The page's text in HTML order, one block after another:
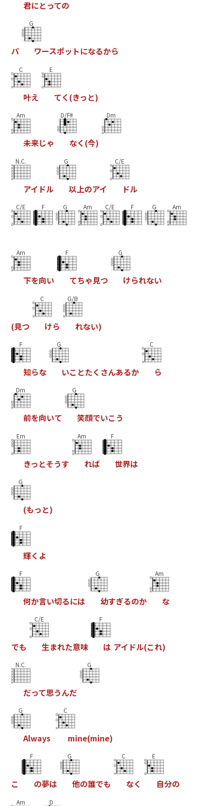
君にとっての
パ
G
ワースポッ トになるから
C
叶え
E
てく (きっ と)
Am
未来じゃ
D/F#
なく (今)
Dm
N.C.
アイ ドル
G
以 上のアイ
C/E
ドル
C/E F G Am C/E F G Am
Am
下を向い
F
てちゃ見つ
G
けられない
(見つ
C
けら
G/B
れない)
F
知らな
G
いこ とたく さんあるか
C
ら
Dm
前を向いて
G
笑顔でいこ う
Em
きっ とそうす
Am
れば
F
世界は
G
(もっ と)
F
輝く よ
F
何か言い切るには
G
幼すぎるのか
Am
な
でも
C/E
生まれた意味
F
は アイ ドル(これ)
N.C.
だって思うんだ
G
G
Always
C
mine(mine)
こ
F
の夢は
G
他の誰でも
C
なく
E
自分の
Am D